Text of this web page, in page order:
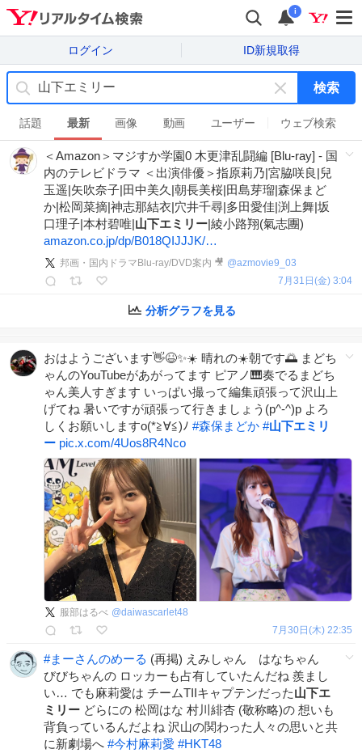
i
ログイン ID新規取得
キ
ー
ワ
ー
ド
を
消
す
検索
話題 最新 画像 動画 ユーザー ウェブ検索
＜Amazon＞マジすか学園0 木更津乱闘編 [Blu-ray] - 国
内のテレビドラマ ＜出演俳優＞指原莉乃|宮脇咲良|兒
玉遥|矢吹奈子|田中美久|朝長美桜|田島芽瑠|森保まど
か|松岡菜摘|神志那結衣|穴井千尋|多田愛佳|渕上舞|坂
口理子|本村碧唯|山下エミリー|綾小路翔(氣志團)
amazon.co.jp/dp/B018QIJJJK/…
邦画・国内ドラマBlu-ray/DVD案内 🎥 @azmovie9_03
7月31日(金) 3:04
分析グラフを見る
おはようございます👋😆✨☀️ 晴れの☀️朝です🌅 まどち
ゃんのYouTubeがあがってます ピアノ🎹奏でるまどち
ゃん美人すぎます いっぱい撮って編集頑張って沢山上
げてね 暑いですが頑張って行きましょう(p^-^)p よろ
しくお願いしますo(*≧∀≦)ﾉ #森保まどか #山下エミリ
ー pic.x.com/4Uos8R4Nco
服部はるべ @daiwascarlet48
7月30日(木) 22:35
#まーさんのめーる (再掲) えみしゃん はなちゃん
びびちゃんの ロッカーも占有していたんだね 羨まし
い… でも麻莉愛は チームTIIキャプテンだった山下エ
ミリー どらにの 松岡はな 村川緋杏 (敬称略)の 想いも
背負っているんだよね 沢山の関わった人々の思いと共
に新劇場へ #今村麻莉愛 #HKT48